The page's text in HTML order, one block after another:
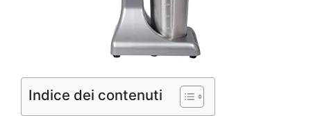
Indice dei contenuti